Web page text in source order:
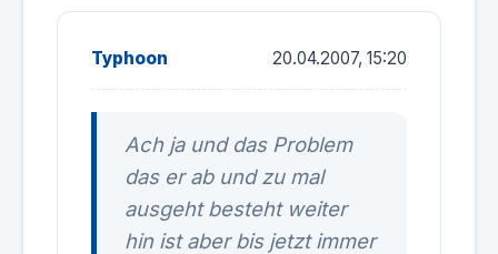
Typhoon 20.04.2007, 15:20
Ach ja und das Problem
das er ab und zu mal
ausgeht besteht weiter
hin ist aber bis jetzt immer